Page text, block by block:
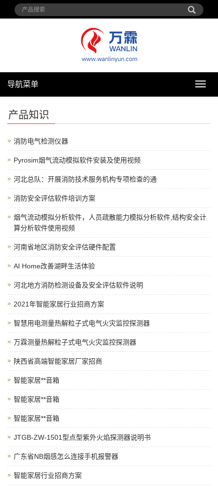
导
导航菜单
产品知识
消防电气检测仪器
Pyrosim烟气流动模拟软件安装及使用视频
河北总队：开展消防技术服务机构专项检查的通
消防安全评估软件培训方案
烟气流动模拟分析软件，人员疏散能力模拟分析软件,结构安全计
算分析软件使用视频
河南省地区消防安全评估硬件配置
AI Home改善湖畔生活体验
河北地方消防检测设备及安全评估软件说明
2021年智能家居行业招商方案
智慧用电测量热解粒子式电气火灾监控探测器
万霖测量热解粒子式电气火灾监控探测器
陕西省高端智能家居厂家招商
智能家居**音箱
智能家居**音箱
智能家居**音箱
JTGB-ZW-1501型点型紫外火焰探测器说明书
广东省NB烟感怎么连接手机报警器
智能家居行业招商方案